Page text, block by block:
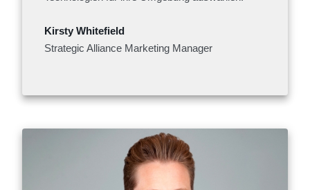
Kirsty Whitefield
Strategic Alliance Marketing Manager